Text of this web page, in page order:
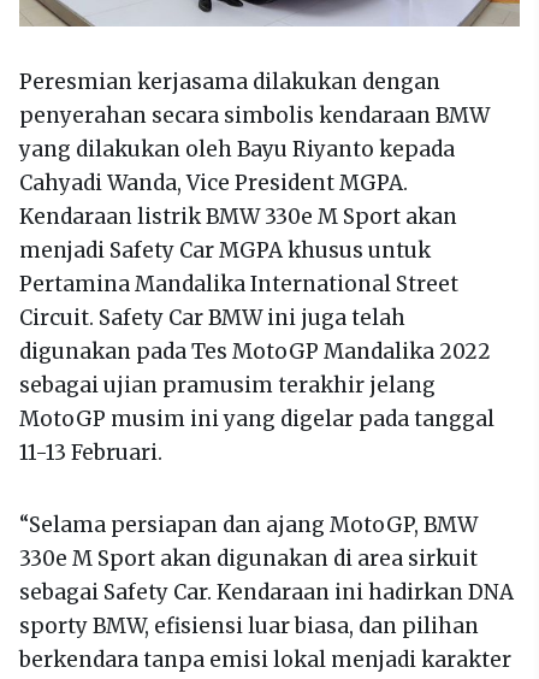
Peresmian kerjasama dilakukan dengan
penyerahan secara simbolis kendaraan BMW
yang dilakukan oleh Bayu Riyanto kepada
Cahyadi Wanda, Vice President MGPA.
Kendaraan listrik BMW 330e M Sport akan
menjadi Safety Car MGPA khusus untuk
Pertamina Mandalika International Street
Circuit. Safety Car BMW ini juga telah
digunakan pada Tes MotoGP Mandalika 2022
sebagai ujian pramusim terakhir jelang
MotoGP musim ini yang digelar pada tanggal
11-13 Februari.
“Selama persiapan dan ajang MotoGP, BMW
330e M Sport akan digunakan di area sirkuit
sebagai Safety Car. Kendaraan ini hadirkan DNA
sporty BMW, efisiensi luar biasa, dan pilihan
berkendara tanpa emisi lokal menjadi karakter